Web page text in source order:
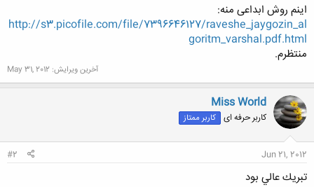
اینم روش ابداعی منه:
http://s3.picofile.com/file/7396646127/raveshe_jaygozin_al
goritm_varshal.pdf.html
منتظرم.
آخرین ویرایش: May 31, 2012
Miss World
کاربر حرفه ای کاربر ممتاز
Jun 21, 2012
#2
تبريك عالي بود